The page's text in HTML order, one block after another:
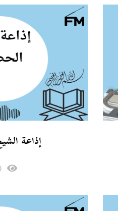
إذاعة